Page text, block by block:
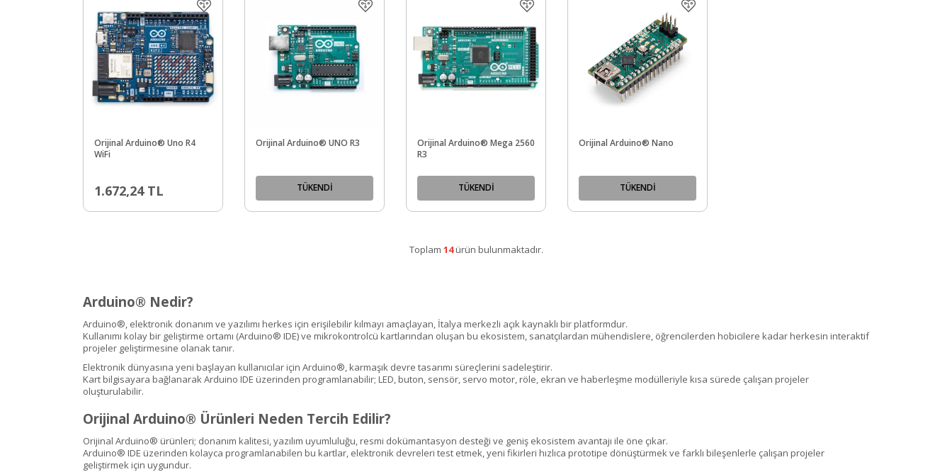
Orijinal Arduino® Uno R4
WiFi
1.672,24TL
Orijinal Arduino® UNO R3
TÜKENDİ
Orijinal Arduino® Mega 2560
R3
TÜKENDİ
Orijinal Arduino® Nano
TÜKENDİ
Toplam 14ürün bulunmaktadır.
Arduino® Nedir?
Arduino®, elektronik donanım ve yazılımı herkes için erişilebilir kılmayı amaçlayan, İtalya merkezli açık kaynaklı bir platformdur.
Kullanımı kolay bir geliştirme ortamı (Arduino® IDE) ve mikrokontrolcü kartlarından oluşan bu ekosistem, sanatçılardan mühendislere, öğrencilerden hobicilere kadar herkesin interaktif
projeler geliştirmesine olanak tanır.
Elektronik dünyasına yeni başlayan kullanıcılar için Arduino®, karmaşık devre tasarımı süreçlerini sadeleştirir.
Kart bilgisayara bağlanarak Arduino IDE üzerinden programlanabilir; LED, buton, sensör, servo motor, röle, ekran ve haberleşme modülleriyle kısa sürede çalışan projeler
oluşturulabilir.
Orijinal Arduino® Ürünleri Neden Tercih Edilir?
Orijinal Arduino® ürünleri; donanım kalitesi, yazılım uyumluluğu, resmi dokümantasyon desteği ve geniş ekosistem avantajı ile öne çıkar.
Arduino® IDE üzerinden kolayca programlanabilen bu kartlar, elektronik devreleri test etmek, yeni fikirleri hızlıca prototipe dönüştürmek ve farklı bileşenlerle çalışan projeler
geliştirmek için uygundur.